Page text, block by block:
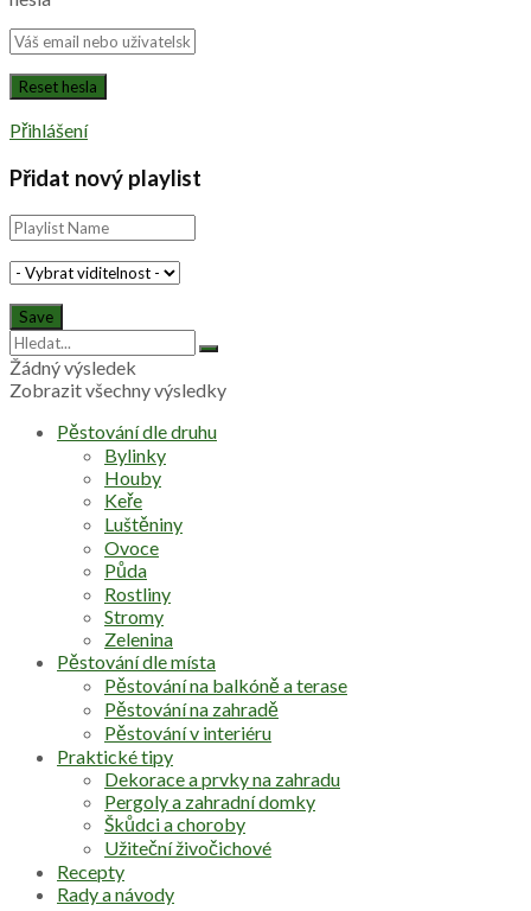
Přihlášení
Přidat nový playlist
Žádný výsledek
Zobrazit všechny výsledky
Pěstování dle druhu
Bylinky
Houby
Keře
Luštěniny
Ovoce
Půda
Rostliny
Stromy
Zelenina
Pěstování dle místa
Pěstování na balkóně a terase
Pěstování na zahradě
Pěstování v interiéru
Praktické tipy
Dekorace a prvky na zahradu
Pergoly a zahradní domky
Škůdci a choroby
Užiteční živočichové
Recepty
Rady a návody